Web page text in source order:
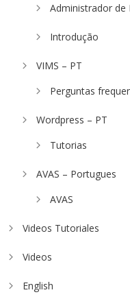
Administrador de
Introdução
VIMS – PT
Perguntas
Wordpress – PT
Tutorias
AVAS – Portugues
AVAS
Videos Tutoriales
Videos
English